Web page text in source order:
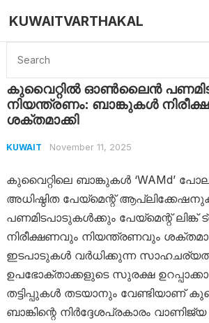
KUWAITVARTHAKAL
Home Kuwait കുവൈറ്റിൽ ഓൺലൈൻ പണമിടപാടുകൾക്ക്
കുവൈറ്റിൽ ഓൺലൈൻ
നിയന്ത്രണം: ബാങ്കുകൾ
ശക്തമാക്കി
KUWAIT November 11, 2025
കുവൈറ്റിലെ ബാങ്കുകൾ ‘WAMd’
അധിഷ്ഠിത പേയ്‌മെന്റ്
പണമിടപാടുകൾക്കും പേയ്‌മെന്റ് ലിങ്ക്
നിരീക്ഷണവും നിയന്ത്രണവും
ഇടപാടുകൾ വർധിക്കുന്ന
ഉപഭോക്താക്കളുടെ സുരക്ഷ
തട്ടിപ്പുകൾ തടയാനും വേണ്ടിയാണ്
ബാങ്കിന്റെ നിർദ്ദേശപ്രകാരം